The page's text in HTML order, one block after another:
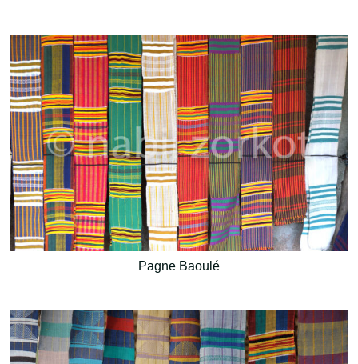
Pagne Baoulé